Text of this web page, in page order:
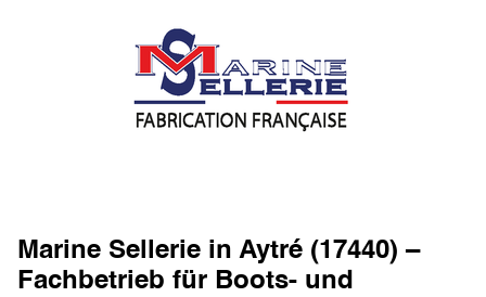
Marine Sellerie in Aytré (17440) –
Fachbetrieb für Boots- und